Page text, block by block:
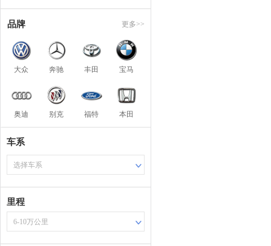
品牌 更多>>
大众 奔驰 丰田 宝马
奥迪 别克 福特 本田
车系
选择车系
里程
6-10万公里